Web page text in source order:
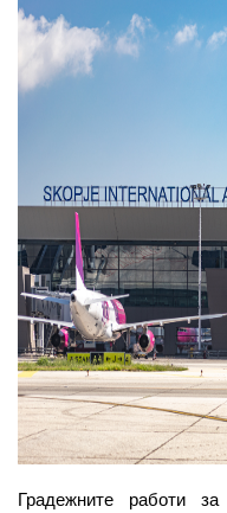
Градежните работи